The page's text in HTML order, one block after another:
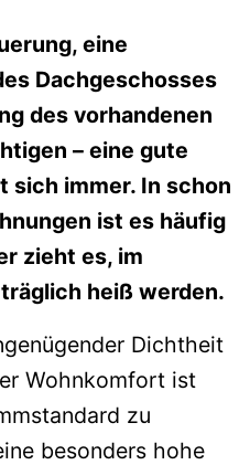
eine
Dachgeschosses
des vorhandenen
– eine gute
sich immer. In schon
ist es häufig
zieht es, im
heiß werden.
Dichtheit
Wohnkomfort ist
tandard zu
besonders hohe